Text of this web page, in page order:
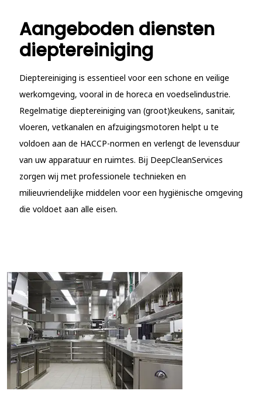
Aangeboden diensten
dieptereiniging
Dieptereiniging is essentieel voor een schone en veilige
werkomgeving, vooral in de horeca en voedselindustrie.
Regelmatige dieptereiniging van (groot)keukens, sanitair,
vloeren, vetkanalen en afzuigingsmotoren helpt u te
voldoen aan de HACCP-normen en verlengt de levensduur
van uw apparatuur en ruimtes. Bij DeepCleanServices
zorgen wij met professionele technieken en
milieuvriendelijke middelen voor een hygiënische omgeving
die voldoet aan alle eisen.